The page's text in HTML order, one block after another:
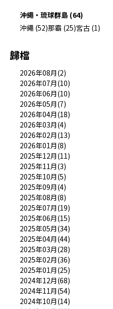
沖繩・琉球群島 (64)
沖繩 (52)那霸 (25)宮古 (1)
歸檔
2026年08月(2)
2026年07月(10)
2026年06月(10)
2026年05月(7)
2026年04月(18)
2026年03月(4)
2026年02月(13)
2026年01月(8)
2025年12月(11)
2025年11月(3)
2025年10月(5)
2025年09月(4)
2025年08月(8)
2025年07月(19)
2025年06月(15)
2025年05月(34)
2025年04月(44)
2025年03月(28)
2025年02月(36)
2025年01月(25)
2024年12月(68)
2024年11月(54)
2024年10月(14)